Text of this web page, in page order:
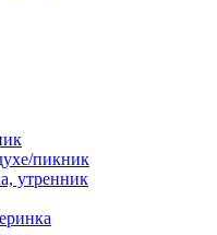
пикник
утренник